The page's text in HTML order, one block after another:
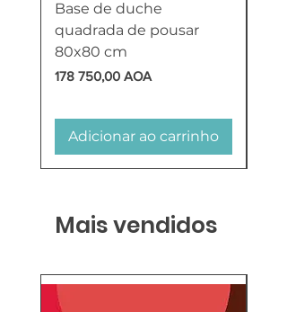
Base de duche
quadrada de pousar
80x80 cm
Preço
178 750,00 AOA
Adicionar ao carrinho
Mais vendidos